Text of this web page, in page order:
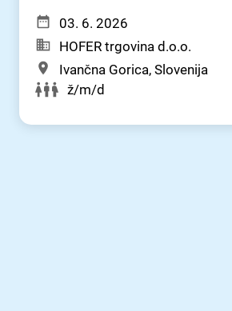
03. 6. 2026
HOFER trgovina d.o.o.
Ivančna Gorica, Slovenija
ž/m/d